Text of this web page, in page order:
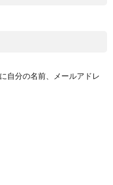
自分の名前、メールアドレ